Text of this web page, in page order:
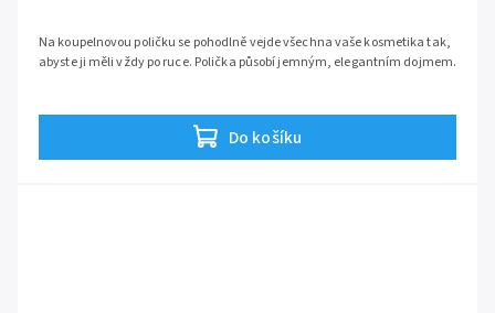
Do košíku
Na koupelnovou poličku se pohodlně vejde všechna vaše kosmetika tak,
abyste ji měli vždy po ruce. Polička působí jemným, elegantním dojmem.